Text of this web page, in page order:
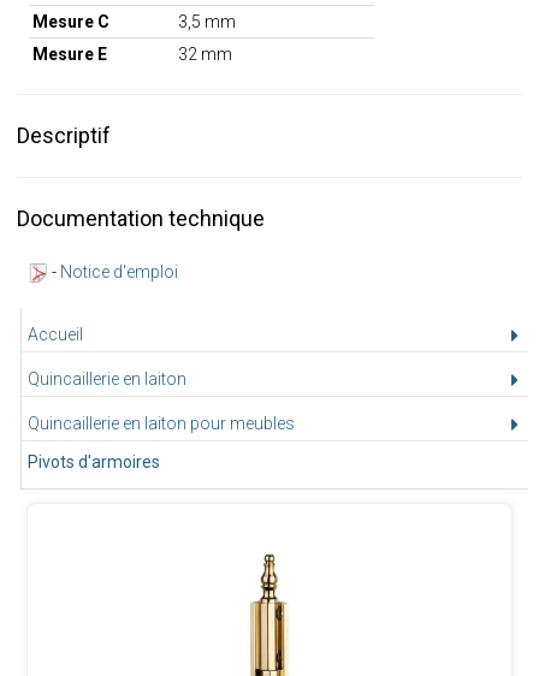
Accueil
Quincaillerie en laiton
Quincaillerie en laiton pour meubles
Pivots d'armoires
Mesure C
3,5 mm
Mesure E
32 mm
Descriptif
Documentation technique
- Notice d'emploi